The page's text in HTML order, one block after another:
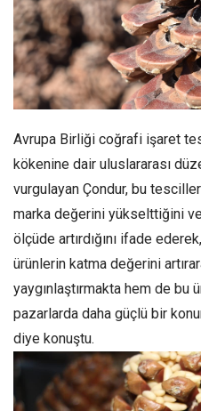
Avrupa Birliği coğrafi işaret
kökenine dair uluslararası
vurgulayan Çondur, bu
marka değerini yükselttiğini
ölçüde artırdığını ifade
ürünlerin katma değerini
yaygınlaştırmakta hem de bu
pazarlarda daha güçlü bir
diye konuştu.